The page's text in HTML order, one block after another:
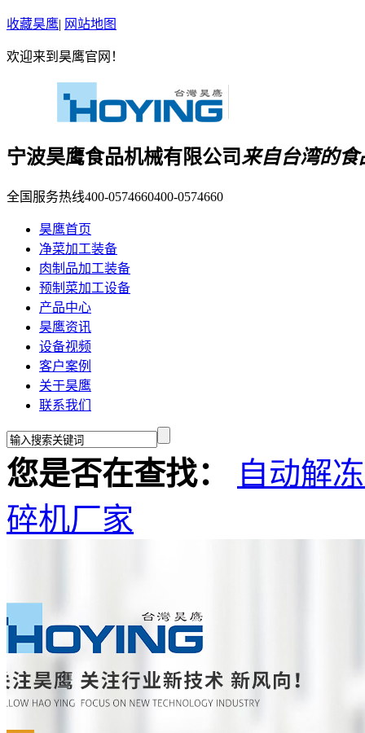
收藏昊鹰| 网站地图
欢迎来到昊鹰官网！
宁波昊鹰食品机械有限公司来自台湾的食
全国服务热线400-0574660400-0574660
昊鹰首页
净菜加工装备
肉制品加工装备
预制菜加工设备
产品中心
昊鹰资讯
设备视频
客户案例
关于昊鹰
联系我们
您是否在查找：
自动解
碎机厂家